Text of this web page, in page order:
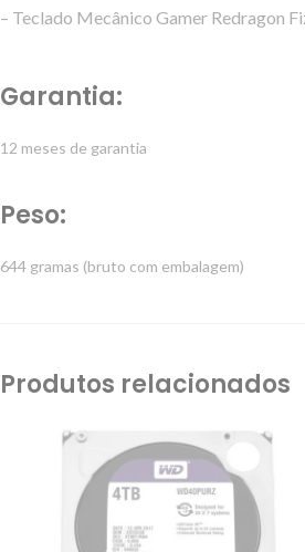
– Teclado Mecânico Gamer Redragon
Garantia:
12 meses de garantia
Peso:
644 gramas (bruto com embalagem)
Produtos relacionados